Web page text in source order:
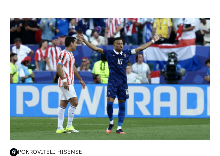
svjetsko prvenstvo 2026
POKROVITELJ HISENSE